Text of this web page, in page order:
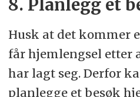
8. Planlegg et
Husk at det kommer
får hjemlengsel etter
har lagt seg. Derfor
planlegge et besøk